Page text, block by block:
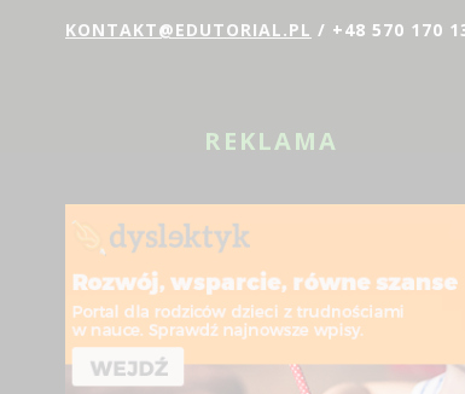
KONTAKT@EDUTORIAL.PL / +48 570 170
REKLAMA